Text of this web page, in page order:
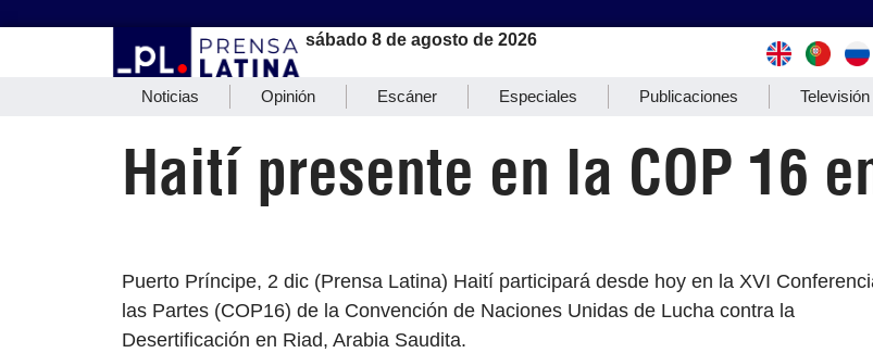
sábado 8 de agosto de 2026
Noticias Opinión Escáner Especiales Publicaciones Televisión
Haití presente en la COP 16
Puerto Príncipe, 2 dic (Prensa Latina) Haití participará desde hoy en la XVI
las Partes (COP16) de la Convención de Naciones Unidas de Lucha contra la
Desertificación en Riad, Arabia Saudita.